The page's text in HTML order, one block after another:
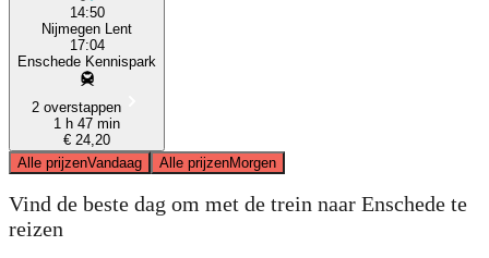
14:50
Nijmegen Lent
17:04
Enschede Kennispark
2 overstappen
1 h 47 min
€ 24,20
Alle prijzenVandaag Alle prijzenMorgen
Vind de beste dag om met de trein naar Enschede te
reizen